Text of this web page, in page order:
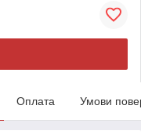
Оплата Умови